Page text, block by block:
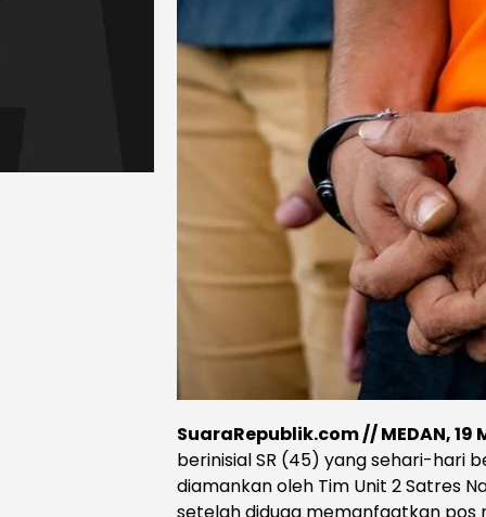
SuaraRepublik.com // MEDAN, 19
berinisial SR (45) yang sehari-hari
diamankan oleh Tim Unit 2 Satres